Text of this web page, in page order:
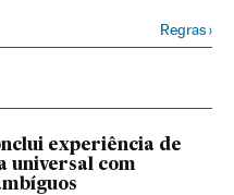
Regras›
experiência de
universal com